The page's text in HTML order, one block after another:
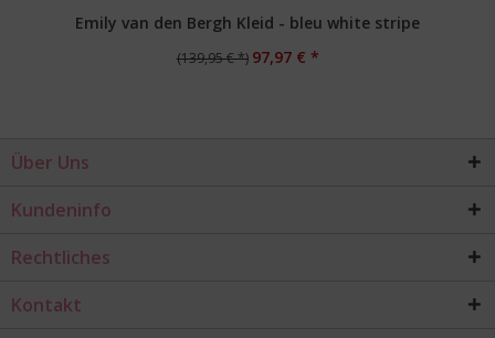
Emily van den Bergh Kleid - bleu white stripe
(139,95 € *) 97,97 € *
Über Uns
Kundeninfo
Rechtliches
Kontakt